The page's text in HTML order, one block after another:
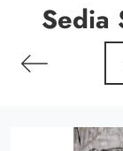
Sedia